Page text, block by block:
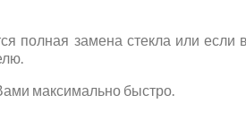
полная замена стекла или если
максимально быстро.